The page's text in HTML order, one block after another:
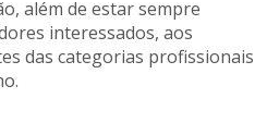
além de estar sempre
interessados, aos
das categorias profissionais